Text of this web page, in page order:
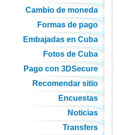
Cambio de moneda
Formas de pago
Embajadas en Cuba
Fotos de Cuba
Pago con 3DSecure
Recomendar sitio
Encuestas
Noticias
Transfers